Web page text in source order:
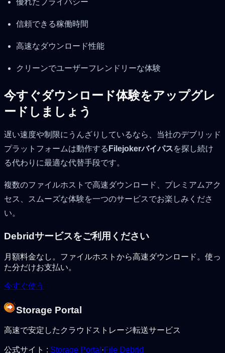
信頼できる稼働時間
高速なダウンロード性能
クリーンでユーザーフレンドリーな体験
今すぐダウンロード体験をアップグレ
ードしましょう
遅い速度や制限にうんざりしているなら、当社のデブリッド
プラットフォームは動作する Filejokerバイパスを探し続け
る代わりに最適な代替手段です。
複数のファイルホストで高速ダウンロード、プレミアムアク
セス、スムーズな体験を一つのサービスでお楽しみくださ
い。
Debridサービスをご利用ください
月額料金なし。ファイルホストから高速ダウンロード。使っ
た分だけお支払い。
今すぐ使う
Storage Portal
高速で安定したクラウドストレージ転送サービス
公式サイト : Storage Portal ·File Debrid